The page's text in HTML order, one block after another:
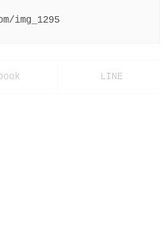
img_1295